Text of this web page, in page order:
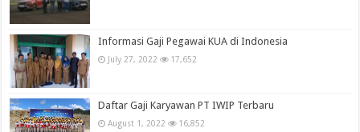
Informasi Gaji Pegawai KUA di Indonesia
July 27, 2022 17,652
Daftar Gaji Karyawan PT IWIP Terbaru
August 1, 2022 16,852